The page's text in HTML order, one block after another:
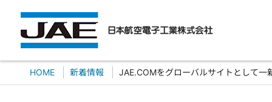
HOME 新着情報 JAE.COMをグローバルサイトとして一